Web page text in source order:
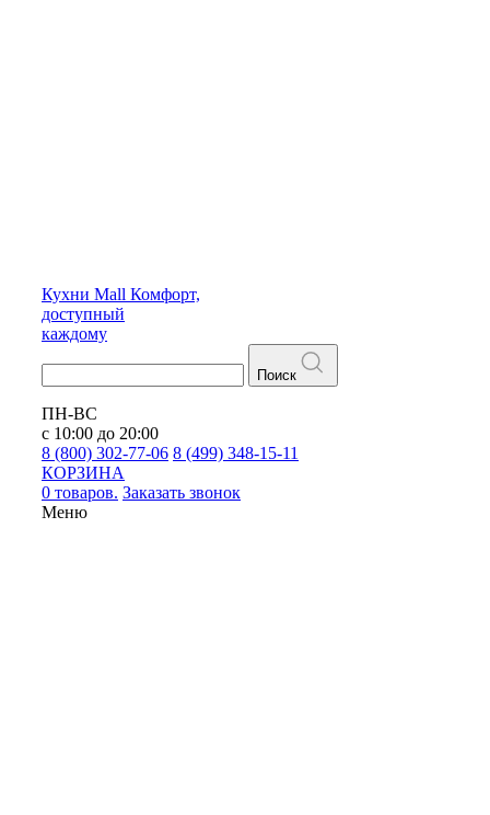
Кухни Mall Комфорт,
доступный
каждому
Поиск
ПН-ВС
с 10:00 до 20:00
8 (800) 302-77-06 8 (499) 348-15-11
КОРЗИНА
0 товаров. Заказать звонок
Меню